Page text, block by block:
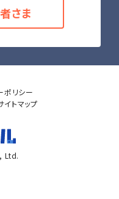
さま
ポリシー
イトマップ
Ltd.